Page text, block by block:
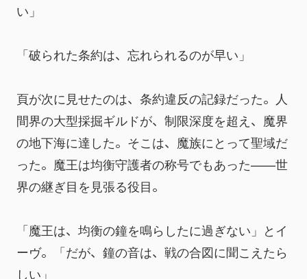
い」
「破られた条約は、忘れられるのが早い」
頁が次に見せたのは、条約違反の記録だった。人
間界の大型採掘ギルドが、制限深度を超え、魔界
の地下海に達した。そこは、魔族にとって聖域だ
った。魔王は均衡守護者の称号でもあった——世
界の継ぎ目を見張る役目。
「魔王は、均衡の鐘を鳴らしたに過ぎない」とイ
ーヴ。「だが、鐘の音は、戦の合図に聞こえたら
しい」